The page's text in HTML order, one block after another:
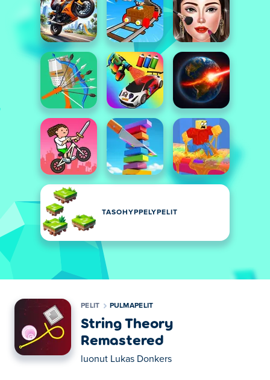
TASOHYPPELYPELIT
PELIT PULMAPELIT
String Theory
Remastered
luonut Lukas Donkers